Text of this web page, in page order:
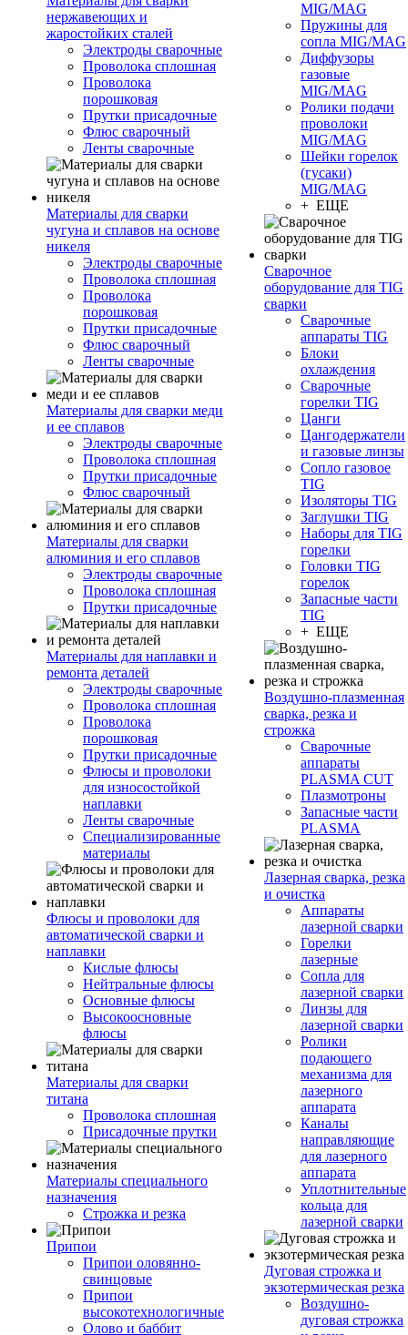
нержавеющих и
жаростойких сталей
Электроды сварочные
Проволока сплошная
Проволока
порошковая
Прутки присадочные
Флюс сварочный
Ленты сварочные
Материалы для сварки
чугуна и сплавов на основе
никеля
Электроды сварочные
Проволока сплошная
Проволока
порошковая
Прутки присадочные
Флюс сварочный
Ленты сварочные
Материалы для сварки меди
и ее сплавов
Электроды сварочные
Проволока сплошная
Прутки присадочные
Флюс сварочный
Материалы для сварки
алюминия и его сплавов
Электроды сварочные
Проволока сплошная
Прутки присадочные
Материалы для наплавки и
ремонта деталей
Электроды сварочные
Проволока сплошная
Проволока
порошковая
Прутки присадочные
Флюсы и проволоки
для износостойкой
наплавки
Ленты сварочные
Специализированные
материалы
Флюсы и проволоки для
автоматической сварки и
наплавки
Кислые флюсы
Нейтральные флюсы
Основные флюсы
Высокоосновные
флюсы
Материалы для сварки
титана
Проволока сплошная
Присадочные прутки
Материалы специального
назначения
Строжка и резка
Припои
Припои оловянно-
свинцовые
Припои
высокотехнологичные
Олово и баббит
MIG/MAG
Пружины для
сопла MIG/MAG
Диффузоры
газовые
MIG/MAG
Ролики подачи
проволоки
MIG/MAG
Шейки горелок
(гусаки)
MIG/MAG
+ ЕЩЕ
Сварочное
оборудование для TIG
сварки
Сварочные
аппараты TIG
Блоки
охлаждения
Сварочные
горелки TIG
Цанги
Цангодержатели
и газовые линзы
Сопло газовое
TIG
Изоляторы TIG
Заглушки TIG
Наборы для TIG
горелки
Головки TIG
горелок
Запасные части
TIG
+ ЕЩЕ
Воздушно-плазменная
сварка, резка и
строжка
Сварочные
аппараты
PLASMA CUT
Плазмотроны
Запасные части
PLASMA
Лазерная сварка, резка
и очистка
Аппараты
лазерной сварки
Горелки
лазерные
Сопла для
лазерной сварки
Линзы для
лазерной сварки
Ролики
подающего
механизма для
лазерного
аппарата
Каналы
направляющие
для лазерного
аппарата
Уплотнительные
кольца для
лазерной сварки
Дуговая строжка и
экзотермическая резка
Воздушно-
дуговая строжка